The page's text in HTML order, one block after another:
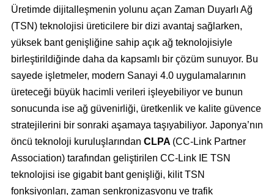
Üretimde dijitalleşmenin yolunu açan Zaman Duyarlı Ağ
(TSN) teknolojisi üreticilere bir dizi avantaj sağlarken,
yüksek bant genişliğine sahip açık ağ teknolojisiyle
birleştirildiğinde daha da kapsamlı bir çözüm sunuyor. Bu
sayede işletmeler, modern Sanayi 4.0 uygulamalarının
üreteceği büyük hacimli verileri işleyebiliyor ve bunun
sonucunda ise ağ güvenirliği, üretkenlik ve kalite güvence
stratejilerini bir sonraki aşamaya taşıyabiliyor. Japonya’nın
öncü teknoloji kuruluşlarından CLPA (CC-Link Partner
Association) tarafından geliştirilen CC-Link IE TSN
teknolojisi ise gigabit bant genişliği, kilit TSN
fonksiyonları, zaman senkronizasyonu ve trafik